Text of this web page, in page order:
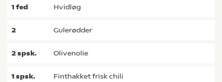
1fed hvidløg
2 gulerødder
2spsk. olivenolie
1spsk. finthakket frisk chili